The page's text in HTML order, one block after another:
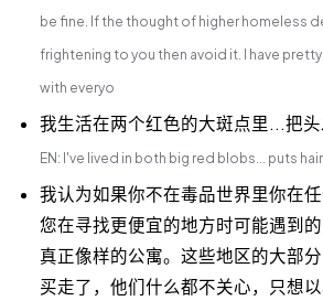
be fine. If the thought of higher homeless
frightening to you then avoid it. I have
with everyo
我生活在两个红色的大斑点里...把
EN: I've lived in both big red blobs... puts
我认为如果你不在毒品世界里你在任
您在寻找更便宜的地方时可能遇到
真正像样的公寓。这些地区的大部
买走了，他们什么都不关心，只想